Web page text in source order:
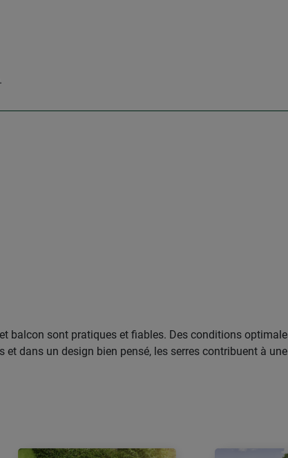
balcon sont pratiques et fiables. Des conditions
dans un design bien pensé, les serres contribuent à